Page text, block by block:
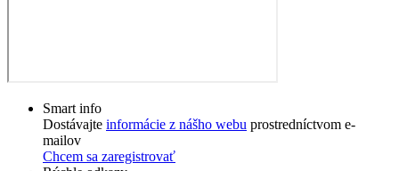
Smart info
Dostávajte informácie z nášho webu prostredníctvom e-
mailov
Chcem sa zaregistrovať